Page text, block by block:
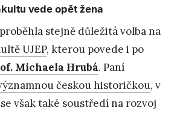
vede opět žena
stejně důležitá volba na
UJEP, kterou povede i po
Michaela Hrubá. Paní
českou historičkou, v
však také soustředí na rozvoj